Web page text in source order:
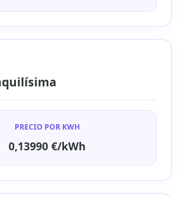
PRECIO POR KWH
0,13990 €/kWh